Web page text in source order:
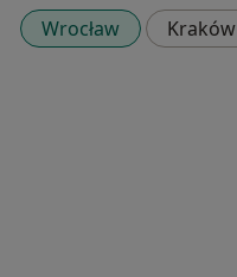
Wrocław Kraków